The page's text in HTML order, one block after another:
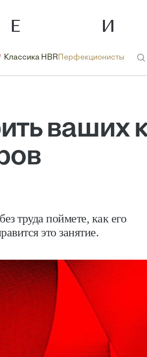
Классика HBR Перфекционисты
ваших
труда поймете, как его
это занятие.